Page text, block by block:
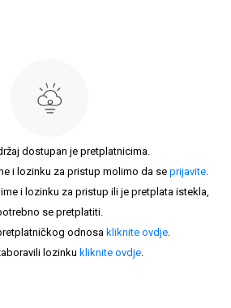
dostupan je pretplatnicima.
i lozinku za pristup molimo da se prijavite.
i lozinku za pristup ili je pretplata istekla,
se pretplatiti.
odnosa kliknite ovdje.
lozinku kliknite ovdje.